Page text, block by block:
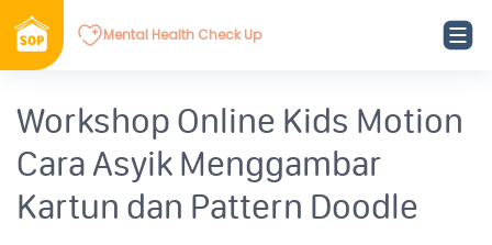
Mental Health Check Up
Workshop Online Kids Motion
Cara Asyik Menggambar
Kartun dan Pattern Doodle